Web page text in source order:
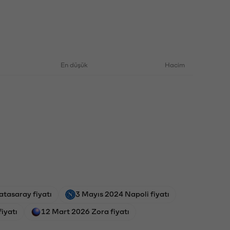
En düşük Hacim
fiyatı 3 Mayıs 2024 Napoli fiyatı
12 Mart 2026 Zora fiyatı